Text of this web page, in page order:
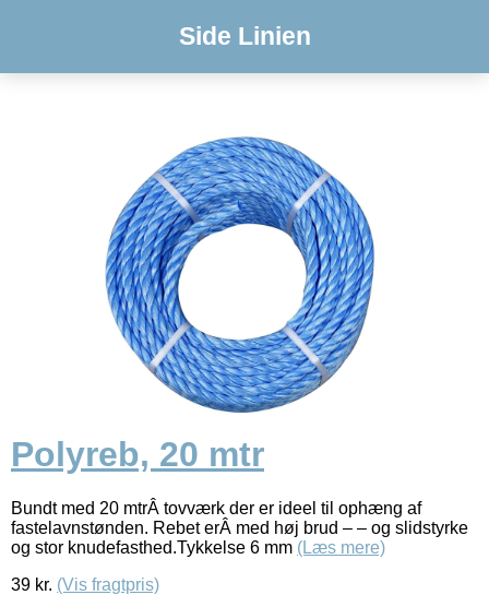
Side Linien
Polyreb, 20 mtr
Bundt med 20 mtrÂ tovværk der er ideel til ophæng af
fastelavnstønden. Rebet erÂ med høj brud – – og slidstyrke
og stor knudefasthed.Tykkelse 6 mm (Læs mere)
39 kr. (Vis fragtpris)